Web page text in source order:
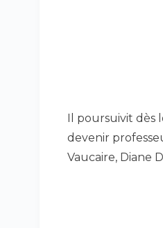
Il poursuivit dès
devenir
Vaucaire, Diane